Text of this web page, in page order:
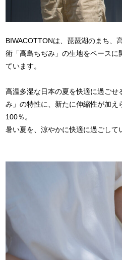
BIWACOTTONは、琵琶湖のまち、
術「高島ちぢみ」の生地をベース
ています。
高温多湿な日本の夏を快適に過ご
み」の特性に、新たに伸縮性が加え
100％。
暑い夏を、涼やかに快適に過ごして